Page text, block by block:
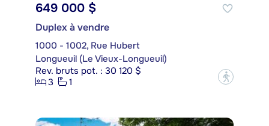
649 000 $
Duplex à vendre
1000 - 1002, Rue Hubert
Longueuil (Le Vieux-Longueuil)
Rev. bruts pot. : 30 120 $
3
1 ?